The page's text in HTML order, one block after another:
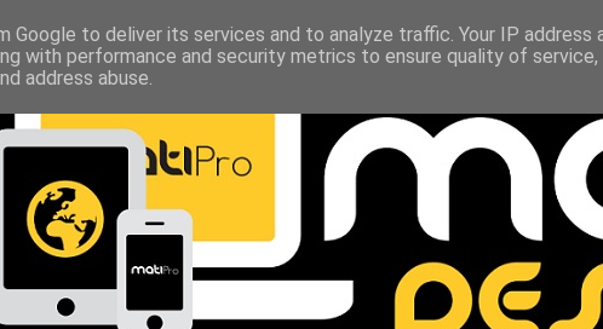
Google to deliver its services and to analyze traffic. Your IP address
with performance and security metrics to ensure quality of service,
address abuse.